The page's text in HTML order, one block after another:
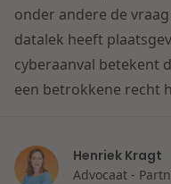
Zorg & Sociaal
Vastgoed
Overheid &
Dichtbij de kansen
woningbouw
Lees meer
onder andere de
datalek heeft
cyberaanval betekent
een betrokkene recht
Henriek Kragt
Advocaat -